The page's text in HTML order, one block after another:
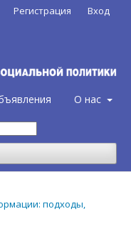
О нас
Регистрация Вход
подходы,